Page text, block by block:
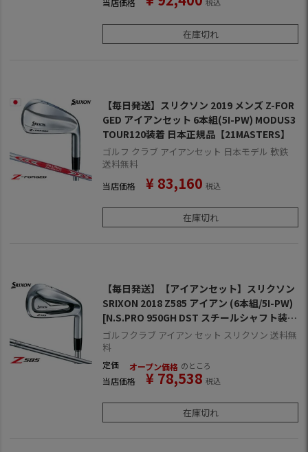
当店価格
在庫切れ
【毎日発送】スリクソン 2019 メンズ Z-FOR
GED アイアンセット 6本組(5I-PW) MODUS3
TOUR120装着 日本正規品【21MASTERS】
ゴルフ クラブ アイアンセット 日本モデル 軟鉄
送料無料
当店価格 ¥ 83,160 税込
在庫切れ
【毎日発送】【アイアンセット】スリクソン
SRIXON 2018 Z585 アイアン (6本組/5I-PW)
[N.S.PRO 950GH DST スチールシャフト装
着](日本正規品)【ZERO SRIXON】【ゼロス
リクソン】
ゴルフクラブ アイアン セット スリクソン 送料無
料
定価 オープン価格 のところ
当店価格 ¥ 78,538 税込
在庫切れ